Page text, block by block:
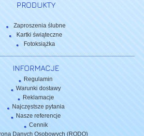
PRODUKTY
Zaproszenia ślubne
Kartki świąteczne
Fotoksiążka
INFORMACJE
Regulamin
Warunki dostawy
Reklamacje
Najczęstsze pytania
Nasze referencje
Cennik
Danych Osobowych (RODO)